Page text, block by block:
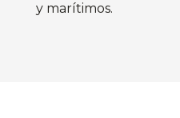
y marítimos.